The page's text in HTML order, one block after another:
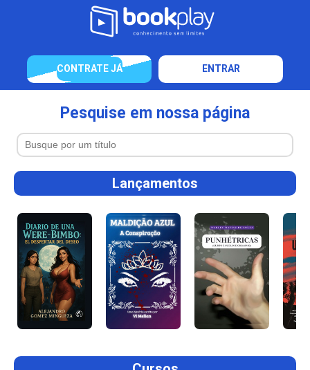
CONTRATE JÁ ENTRAR
Pesquise em nossa página
Lançamentos